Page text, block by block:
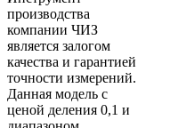
производства
компании ЧИЗ
является залогом
качества и гарантией
точности измерений.
Данная модель с
ценой деления 0,1 и